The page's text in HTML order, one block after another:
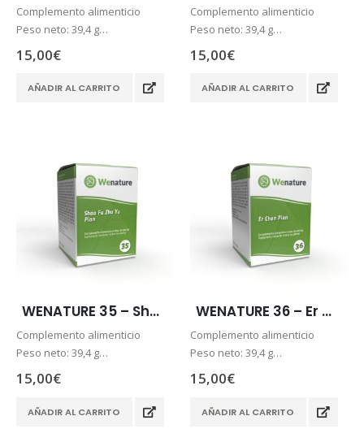
Complemento alimenticio
Peso neto: 39,4 g
Dosis diaria recomendada de 3
comprimidos al día
15,00€
AÑADIR AL CARRITO
Complemento alimenticio
Peso neto: 39,4 g
Dosis diaria recomendada de 3
comprimidos al día
15,00€
AÑADIR AL CARRITO
WENATURE 35 – Shao Fu Zhu Yu Pian
Complemento alimenticio
Peso neto: 39,4 g
60 comprimidos
Dosis diaria recomendada de 3
comprimidos al día
15,00€
AÑADIR AL CARRITO
WENATURE 36 – Er Chen Pian
Complemento alimenticio
Peso neto: 39,4 g
60 comprimidos
Dosis diaria recomendada de 3
comprimidos al día
15,00€
AÑADIR AL CARRITO
0,06 € 0,06